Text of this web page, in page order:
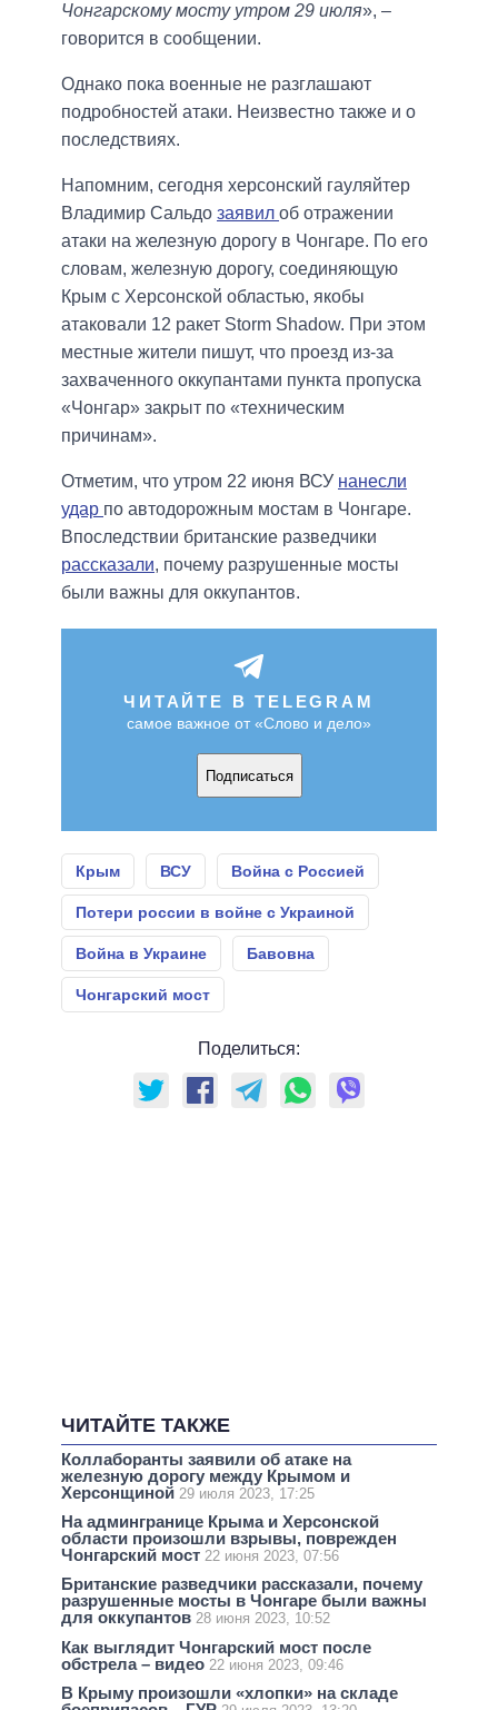
Чонгарскому мосту утром 29 июля», –
говорится в сообщении.
Однако пока военные не разглашают
подробностей атаки. Неизвестно также и о
последствиях.
Напомним, сегодня херсонский гауляйтер
Владимир Сальдо заявил об отражении
атаки на железную дорогу в Чонгаре. По его
словам, железную дорогу, соединяющую
Крым с Херсонской областью, якобы
атаковали 12 ракет Storm Shadow. При этом
местные жители пишут, что проезд из-за
захваченного оккупантами пункта пропуска
«Чонгар» закрыт по «техническим
причинам».
Отметим, что утром 22 июня ВСУ нанесли
удар по автодорожным мостам в Чонгаре.
Впоследствии британские разведчики
рассказали, почему разрушенные мосты
были важны для оккупантов.
ЧИТАЙТЕ В TELEGRAM
самое важное от «Слово и дело»
Подписаться
Крым ВСУ Война с Россией
Потери россии в войне с Украиной
Война в Украине Бавовна
Чонгарский мост
Поделиться:
ЧИТАЙТЕ ТАКЖЕ
Коллаборанты заявили об атаке на
железную дорогу между Крымом и
Херсонщиной 29 июля 2023, 17:25
На админгранице Крыма и Херсонской
области произошли взрывы, поврежден
Чонгарский мост 22 июня 2023, 07:56
Британские разведчики рассказали, почему
разрушенные мосты в Чонгаре были важны
для оккупантов 28 июня 2023, 10:52
Как выглядит Чонгарский мост после
обстрела – видео 22 июня 2023, 09:46
В Крыму произошли «хлопки» на складе